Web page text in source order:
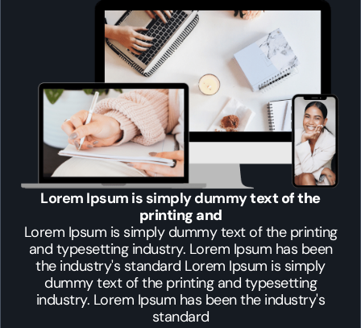
Lorem Ipsum is simply dummytext of the
printing and
Lorem Ipsum is simply dummy text of the printing
and typesetting industry. Lorem Ipsum has been
the industry's standard Lorem Ipsum is simply
dummy text of the printing and typesetting
industry. Lorem Ipsum has been the industry's
standard